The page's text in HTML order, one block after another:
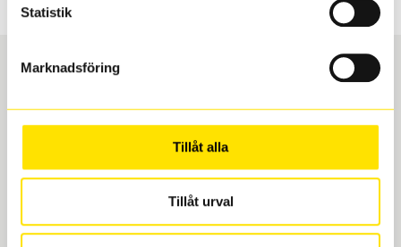
Statistik
Marknadsföring
Tillåt alla
Tillåt urval
Boka och hämta hos Däckspecialen
När du beställer dina nya däck eller fälgar hos oss
levereras de direkt till någon av våra däckverkstäder i
Göteborg. Välj mellan Hisingen (Bäckebol) eller
Mölndal. I beställningen anger du datum och tid för